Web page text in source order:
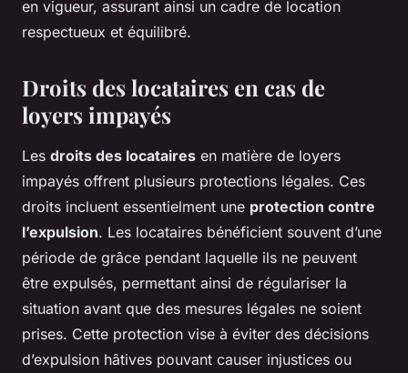
en vigueur, assurant ainsi un cadre de location
respectueux et équilibré.
Droits des locataires en cas de
loyers impayés
Les droits des locataires en matière de loyers
impayés offrent plusieurs protections légales. Ces
droits incluent essentielment une protection contre
l’expulsion. Les locataires bénéficient souvent d’une
période de grâce pendant laquelle ils ne peuvent
être expulsés, permettant ainsi de régulariser la
situation avant que des mesures légales ne soient
prises. Cette protection vise à éviter des décisions
d’expulsion hâtives pouvant causer injustices ou